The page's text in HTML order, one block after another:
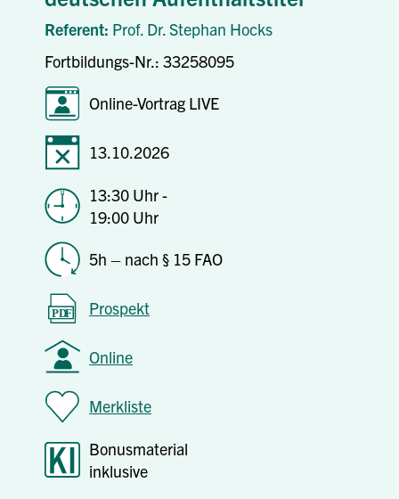
Referent: Prof. Dr. Stephan Hocks
Fortbildungs-Nr.: 33258095
Online-Vortrag LIVE
13.10.2026
13:30 Uhr -
19:00 Uhr
5h – nach § 15 FAO
Prospekt
Online
Merkliste
Bonusmaterial
inklusive